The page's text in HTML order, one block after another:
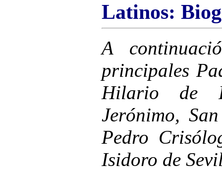
Latinos:
A
principales
Hilario de
Jerónimo,
Pedro
Isidoro de